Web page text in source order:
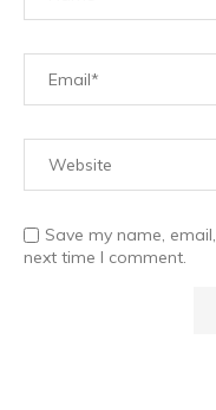
Save my name,
next time I comment.